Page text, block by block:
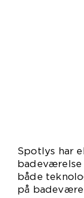
Spotlys har
badeværelse
både
på